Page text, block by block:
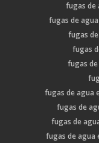
fugas de
fugas de agua
fugas
fugas
fugas de
fugas de agua
fugas de
fugas de
fugas de agua